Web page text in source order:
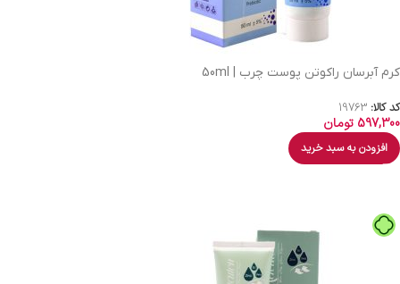
کرم آبرسان راکوتن پوست چرب | 50ml
کد کالا: 19763
597,300 تومان
افزودن به سبد خرید